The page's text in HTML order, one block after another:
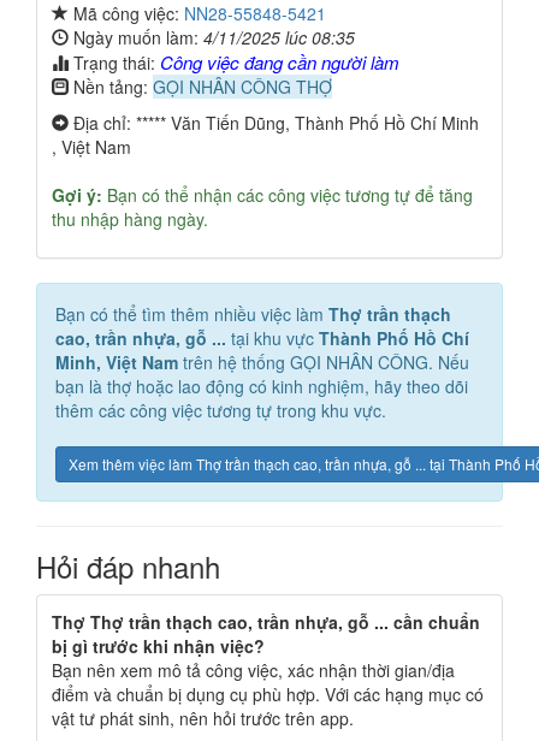
Mã công việc: NN28-55848-5421
Ngày muốn làm: 4/11/2025 lúc 08:35
Trạng thái: Công việc đang cần người làm
Nền tảng: GỌI NHÂN CÔNG THỢ
Địa chỉ: ***** Văn Tiến Dũng, Thành Phố Hồ Chí Minh
, Việt Nam
Gợi ý: Bạn có thể nhận các công việc tương tự để tăng
thu nhập hàng ngày.
Bạn có thể tìm thêm nhiều việc làm Thợ trần thạch
cao, trần nhựa, gỗ ... tại khu vực Thành Phố Hồ Chí
Minh, Việt Nam trên hệ thống GỌI NHÂN CÔNG. Nếu
bạn là thợ hoặc lao động có kinh nghiệm, hãy theo dõi
thêm các công việc tương tự trong khu vực.
Xem thêm việc làm Thợ trần thạch cao, trần nhựa, gỗ ... tại Thành Phố
Hỏi đáp nhanh
Thợ Thợ trần thạch cao, trần nhựa, gỗ ... cần chuẩn
bị gì trước khi nhận việc?
Bạn nên xem mô tả công việc, xác nhận thời gian/địa
điểm và chuẩn bị dụng cụ phù hợp. Với các hạng mục có
vật tư phát sinh, nên hỏi trước trên app.